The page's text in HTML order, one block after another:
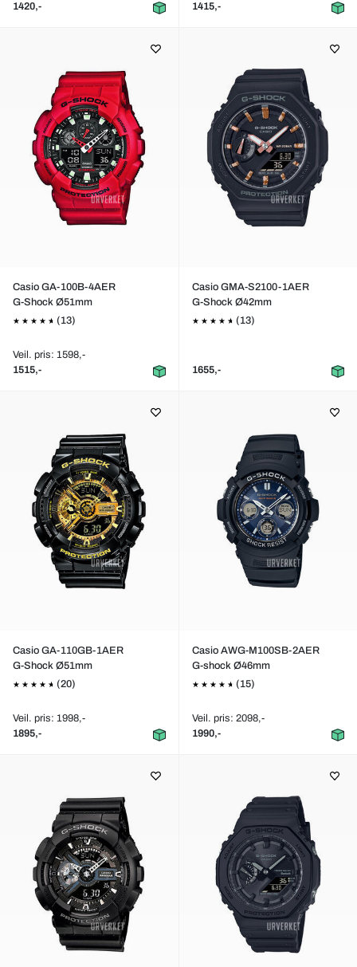
1420,-
1415,-
Casio GA-100B-4AER
G-Shock Ø51mm
(13)
Veil. pris: 1598,-
1515,-
Casio GMA-S2100-1AER
G-Shock Ø42mm
(13)
1655,-
Casio GA-110GB-1AER
G-Shock Ø51mm
(20)
Veil. pris: 1998,-
1895,-
Casio AWG-M100SB-2AER
G-shock Ø46mm
(15)
Veil. pris: 2098,-
1990,-